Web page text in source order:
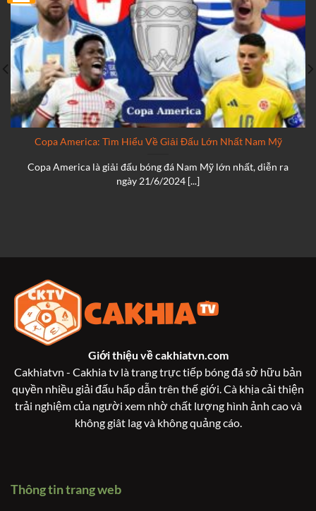
Copa America: Tìm Hiểu Về Giải Đấu Lớn Nhất Nam Mỹ
Copa America là giải đấu bóng đá Nam Mỹ lớn nhất, diễn ra
ngày 21/6/2024 [...]
Giới thiệu vềcakhiatvn.com
Cakhiatvn - Cakhia tv là trang trực tiếp bóng đá sở hữu bản
quyền nhiều giải đấu hấp dẫn trên thế giới. Cà khịa cải thiện
trải nghiệm của người xem nhờ chất lượng hình ảnh cao và
không giât lag và không quảng cáo.
Thông tin trang web